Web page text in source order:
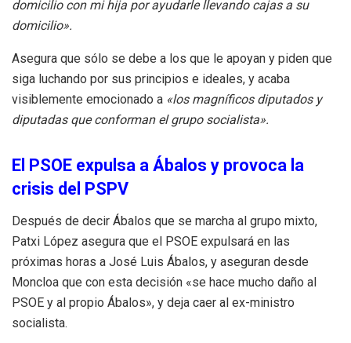
domicilio con mi hija por ayudarle llevando cajas a su
domicilio».
Asegura que sólo se debe a los que le apoyan y piden que
siga luchando por sus principios e ideales, y acaba
visiblemente emocionado a «los magníficos diputados y
diputadas que conforman el grupo socialista».
El PSOE expulsa a Ábalos y provoca la
crisis del PSPV
Después de decir Ábalos que se marcha al grupo mixto,
Patxi López asegura que el PSOE expulsará en las
próximas horas a José Luis Ábalos, y aseguran desde
Moncloa que con esta decisión «se hace mucho daño al
PSOE y al propio Ábalos», y deja caer al ex-ministro
socialista.